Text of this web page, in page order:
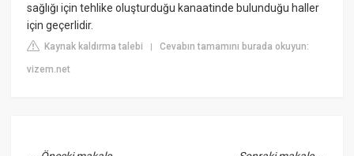
sağlığı için tehlike oluşturduğu kanaatinde bulunduğu haller
için geçerlidir.
Kaynak kaldırma talebi |Cevabın tamamını burada okuyun:
vizem.net